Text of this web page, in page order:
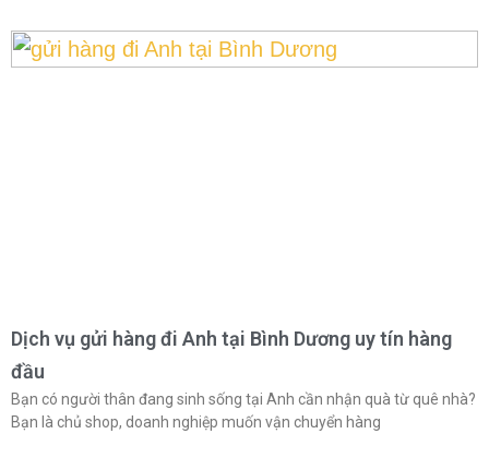
Dịch vụ gửi hàng đi Anh tại Bình Dương uy tín hàng
đầu
Bạn có người thân đang sinh sống tại Anh cần nhận quà từ quê nhà?
Bạn là chủ shop, doanh nghiệp muốn vận chuyển hàng